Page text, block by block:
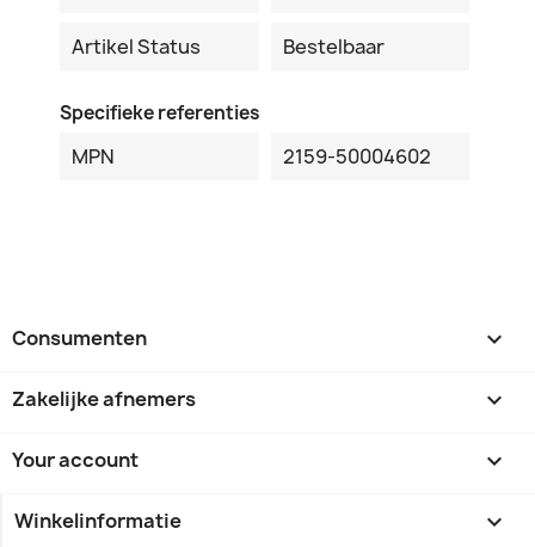
Artikel Status Bestelbaar
Specifieke referenties
MPN 2159-50004602
Consumenten 
Zakelijke afnemers 
Your account 
Winkelinformatie keyboard_arrow_down